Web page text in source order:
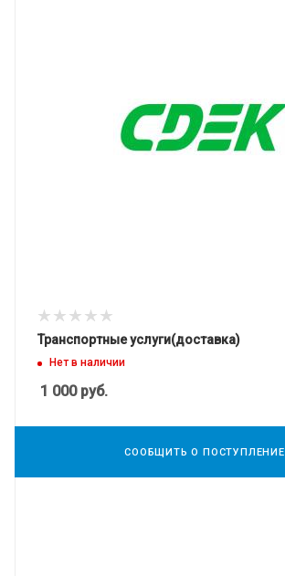
Транспортные услуги(доставка)
Нет в наличии
1 000руб.
СООБЩИТЬ О ПОСТУПЛЕНИЕ